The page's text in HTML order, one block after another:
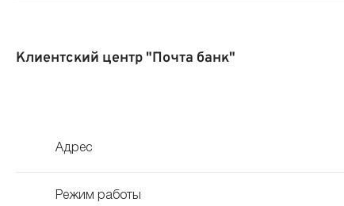
Клиентский центр "Почта банк"
Адрес
Режим работы